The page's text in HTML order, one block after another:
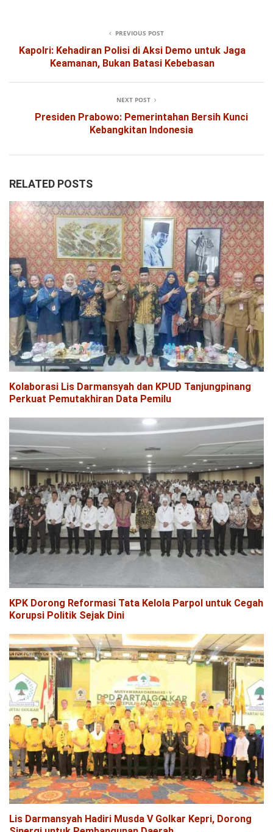
PREVIOUS POST
Kapolri: Kehadiran Polisi di Aksi Demo untuk Jaga
Keamanan, Bukan Batasi Kebebasan
NEXT POST
Presiden Prabowo: Pemerintahan Bersih Kunci
Kebangkitan Indonesia
RELATED POSTS
Kolaborasi Lis Darmansyah dan KPUD Tanjungpinang
Perkuat Pemutakhiran Data Pemilu
KPK Dorong Reformasi Tata Kelola Parpol untuk Cegah
Korupsi Politik Sejak Dini
Lis Darmansyah Hadiri Musda V Golkar Kepri, Dorong